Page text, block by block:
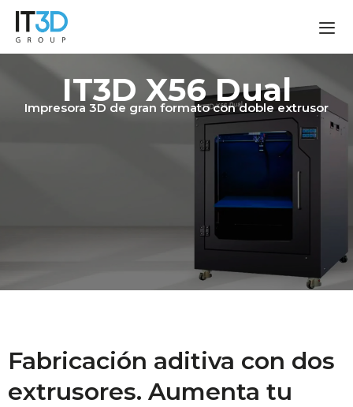
IT3D X56 Dual
Impresora 3D de gran formato con doble extrusor
Fabricación aditiva con dos
extrusores. Aumenta tu